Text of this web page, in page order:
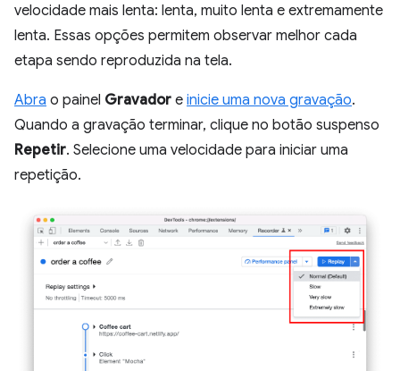
velocidade mais lenta: lenta, muito lenta e extremamente
lenta. Essas opções permitem observar melhor cada
etapa sendo reproduzida na tela.
Abra o painel Gravador e inicie uma nova gravação.
Quando a gravação terminar, clique no botão suspenso
Repetir. Selecione uma velocidade para iniciar uma
repetição.